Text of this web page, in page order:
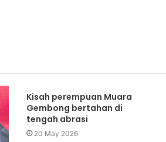
Kisah perempuan Muara
Gembong bertahan di
tengah abrasi
20 May 2026